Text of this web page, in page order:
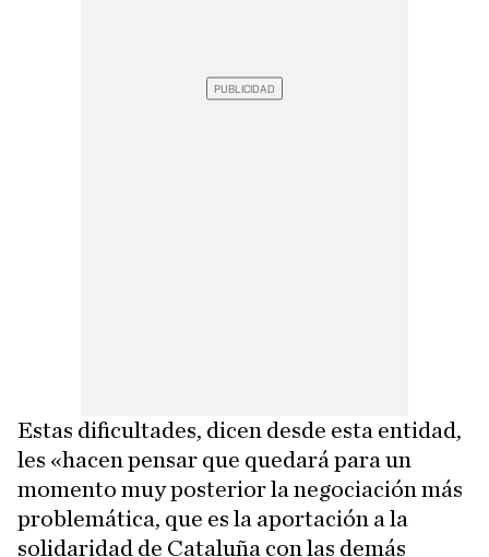
Estas dificultades, dicen desde esta entidad,
les «hacen pensar que quedará para un
momento muy posterior la negociación más
problemática, que es la aportación a la
solidaridad de Cataluña con las demás